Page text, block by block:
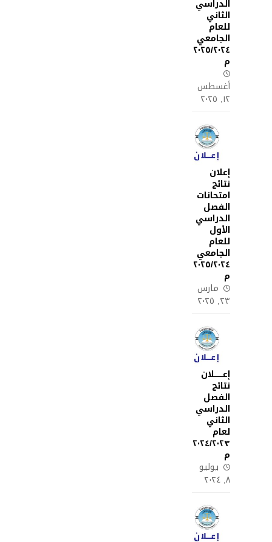
الدراسي
الثاني
للعام
الجامعي
٢٠٢٥/٢٠٢٤
م
أغسطس
١٢, ٢٠٢٥
إعلان
نتائج
امتحانات
الفصل
الدراسي
الأول
للعام
الجامعي
٢٠٢٥/٢٠٢٤
م
مارس
٢٣, ٢٠٢٥
إعـــــــلان
نتائج
الفصل
الدراسي
الثاني
لعام
٢٠٢٤/٢٠٢٣
م
يوليو
٨, ٢٠٢٤